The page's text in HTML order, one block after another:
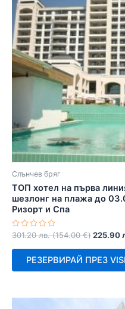
Слънчев бряг
ТОП хотел на първа
шезлонг на плажа до
Ризорт и Спа
Оценено
0
301.20лв. (154.00€)225.90
РЕЗЕРВИРАЙ ПРЕЗ